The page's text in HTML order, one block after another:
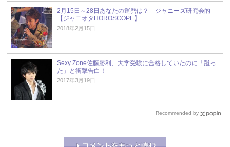
2月15日～28日あなたの運勢は？ ジャニーズ研究会的
【ジャニオタHOROSCOPE】
2018年2月15日
Sexy Zone佐藤勝利、大学受験に合格していたのに「蹴っ
た」と衝撃告白！
2017年3月19日
Recommended by